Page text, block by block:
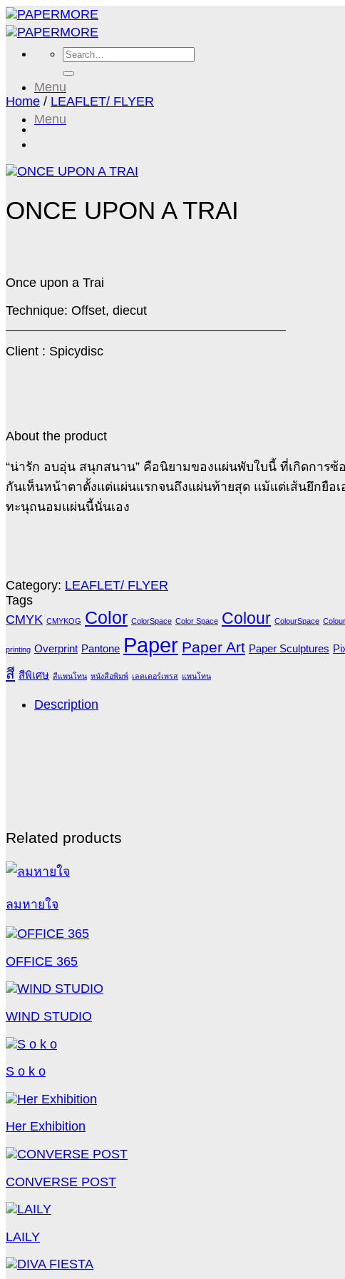
Skip
to
content
Search
Menu
Menu
Home / LEAFLET/ FLYER
ONCE UPON A TRAI
Once upon a Trai
Technique: Offset, diecut
Client : Spicydisc
About the product
“น่ารัก อบอุ่น สนุกสนาน” คือนิยามของแผ่นพับใบนี้ ที่เกิดการ
กันเห็นหน้าตาตั้งแต่แผ่นแรกจนถึงแผ่นท้ายสุด แม้แต่เส้นยึกยือ
ทะนุถนอมแผ่นนี้นั่นเอง
Category: LEAFLET/ FLYER
Tags
CMYK CMYKOG Color ColorSpace Color Space Colour ColourSpace
printing Overprint Pantone Paper Paper Art Paper Sculptures
สี สีพิเศษ สีแพนโทน หนังสือพิมพ์ เลตเตอร์เพรส แพนโทน
Description
Related products
ลมหายใจ
OFFICE 365
WIND STUDIO
S o k o
Her Exhibition
CONVERSE POST
LAILY